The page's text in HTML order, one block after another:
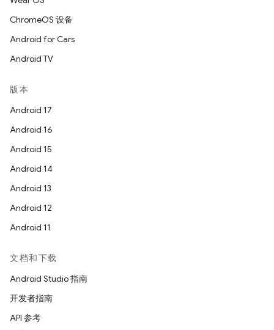
ChromeOS 设备
Android for Cars
Android TV
版本
Android 17
Android 16
Android 15
Android 14
Android 13
Android 12
Android 11
文档和下载
Android Studio 指南
开发者指南
API 参考